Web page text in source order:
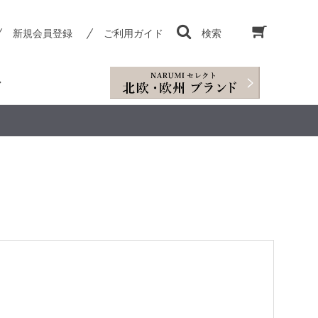
新規会員登録 ご利用ガイド 検索